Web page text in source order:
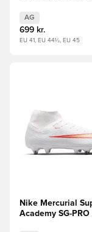
AG
699 kr.
EU 41, EU 44½, EU 45
Åbner en Modal
Nike Mercurial
Academy SG-